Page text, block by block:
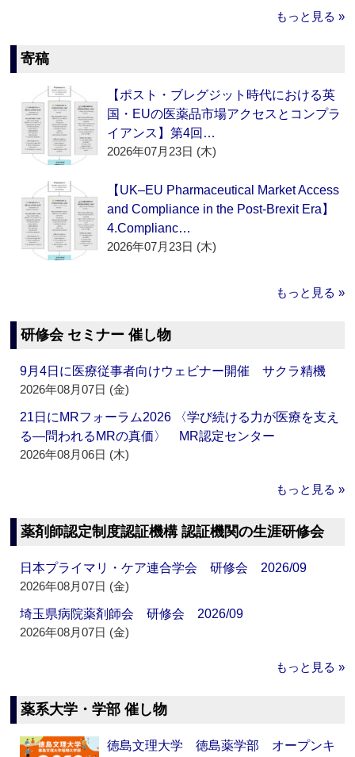
もっと見る »
寄稿
【ポスト・ブレグジット時代における英
国・EUの医薬品市場アクセスとコンプラ
イアンス】第4回…
2026年07月23日 (木)
【UK–EU Pharmaceutical Market Access
and Compliance in the Post-Brexit Era】
4.Complianc…
2026年07月23日 (木)
もっと見る »
研修会 セミナー 催し物
9月4日に医療従事者向けウェビナー開催 サクラ精機
2026年08月07日 (金)
21日にMRフォーラム2026 〈学び続ける力が医療を支え
る―問われるMRの真価〉 MR認定センター
2026年08月06日 (木)
もっと見る »
薬剤師認定制度認証機構 認証機関の生涯研修会
日本プライマリ・ケア連合学会 研修会 2026/09
2026年08月07日 (金)
埼玉県病院薬剤師会 研修会 2026/09
2026年08月07日 (金)
もっと見る »
薬系大学・学部 催し物
徳島文理大学 徳島薬学部 オープンキ